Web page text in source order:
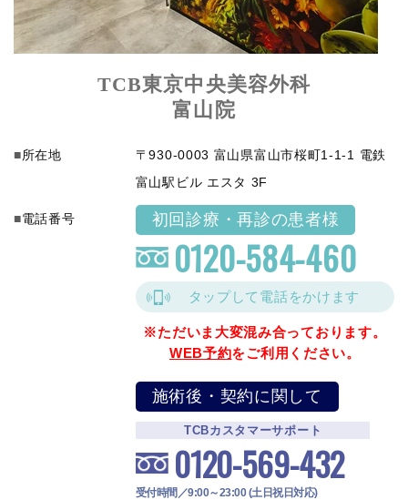
TCB東京中央美容外科
富山院
所在地
〒930-0003 富山県富山市桜町1-1-1 電鉄
富山駅ビル エスタ 3F
電話番号 初回診療・再診の患者様
0120-584-460
タップして電話をかけます
※ただいま大変混み合っております。
WEB予約をご利用ください。
施術後・契約に関して
TCBカスタマーサポート
0120-569-432
受付時間／9:00～23:00 (土日祝日対応)